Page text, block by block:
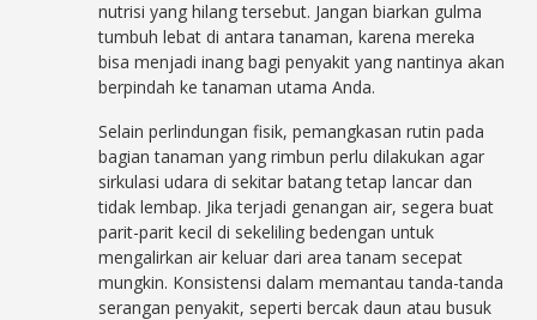
nutrisi yang hilang tersebut. Jangan biarkan gulma
tumbuh lebat di antara tanaman, karena mereka
bisa menjadi inang bagi penyakit yang nantinya akan
berpindah ke tanaman utama Anda.
Selain perlindungan fisik, pemangkasan rutin pada
bagian tanaman yang rimbun perlu dilakukan agar
sirkulasi udara di sekitar batang tetap lancar dan
tidak lembap. Jika terjadi genangan air, segera buat
parit-parit kecil di sekeliling bedengan untuk
mengalirkan air keluar dari area tanam secepat
mungkin. Konsistensi dalam memantau tanda-tanda
serangan penyakit, seperti bercak daun atau busuk